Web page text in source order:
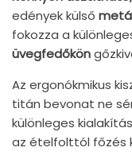
edények külső
fokozza a
üvegfedőkön
Az ergonókmikus
titán bevonat ne
különleges
az ételfolttól főzés